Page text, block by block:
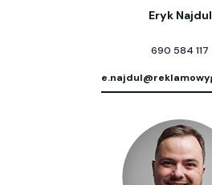
Eryk Najdul
690 584 117